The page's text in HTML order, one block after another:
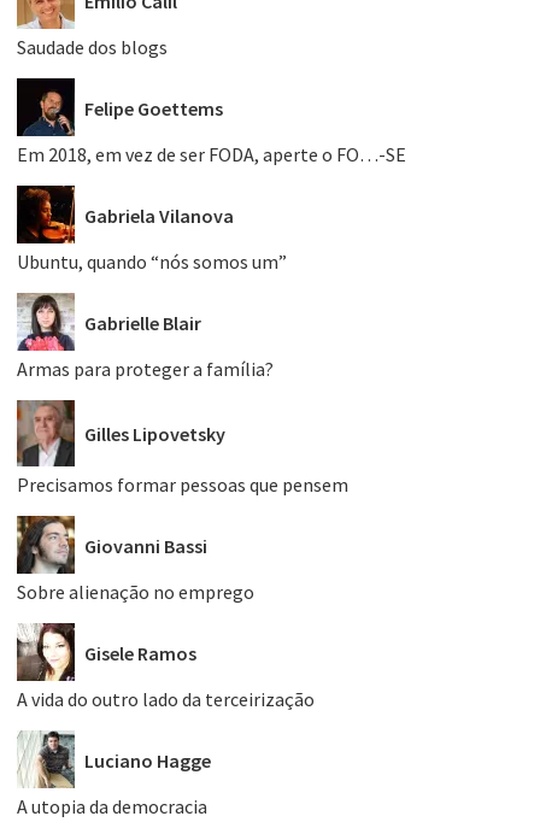
Saudade dos blogs
Felipe Goettems
Em 2018, em vez de ser FODA, aperte o FO…-SE
Gabriela Vilanova
Ubuntu, quando “nós somos um”
Gabrielle Blair
Armas para proteger a família?
Gilles Lipovetsky
Precisamos formar pessoas que pensem
Giovanni Bassi
Sobre alienação no emprego
Gisele Ramos
A vida do outro lado da terceirização
Luciano Hagge
A utopia da democracia